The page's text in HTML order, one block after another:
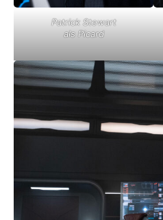
Patrick Stewart
als Picard